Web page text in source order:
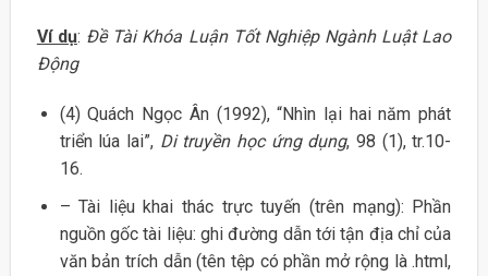
Ví dụ: Đề Tài Khóa Luận Tốt Nghiệp Ngành Luật Lao
Động
(4) Quách Ngọc Ân (1992), “Nhìn lại hai năm phát
triển lúa lai”, Di truyền học ứng dụng, 98 (1), tr.10-
16.
– Tài liệu khai thác trực tuyến (trên mạng): Phần
nguồn gốc tài liệu: ghi đường dẫn tới tận địa chỉ của
văn bản trích dẫn (tên tệp có phần mở rộng là .html,